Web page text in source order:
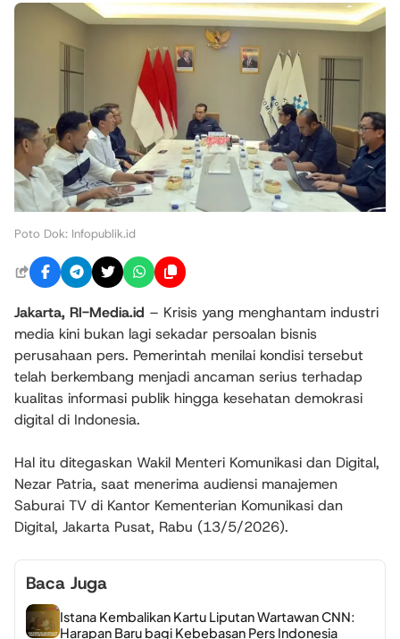
Poto Dok: Infopublik.id
Jakarta, RI-Media.id – Krisis yang menghantam industri
media kini bukan lagi sekadar persoalan bisnis
perusahaan pers. Pemerintah menilai kondisi tersebut
telah berkembang menjadi ancaman serius terhadap
kualitas informasi publik hingga kesehatan demokrasi
digital di Indonesia.
Hal itu ditegaskan Wakil Menteri Komunikasi dan Digital,
Nezar Patria, saat menerima audiensi manajemen
Saburai TV di Kantor Kementerian Komunikasi dan
Digital, Jakarta Pusat, Rabu (13/5/2026).
Baca Juga
Istana Kembalikan Kartu Liputan Wartawan CNN:
Harapan Baru bagi Kebebasan Pers Indonesia